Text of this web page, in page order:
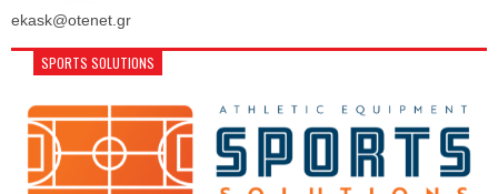
ekask@otenet.gr
SPORTS SOLUTIONS